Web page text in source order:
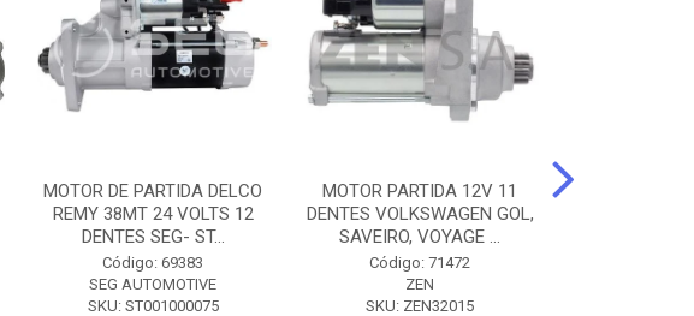
MOTOR DE PARTIDA DELCO
REMY 38MT 24 VOLTS 12
DENTES SEG- ST...
Código: 69383
SEG AUTOMOTIVE
SKU: ST001000075
MOTOR PARTIDA 12V 11
DENTES VOLKSWAGEN GOL,
SAVEIRO, VOYAGE ...
Código: 71472
ZEN
SKU: ZEN32015